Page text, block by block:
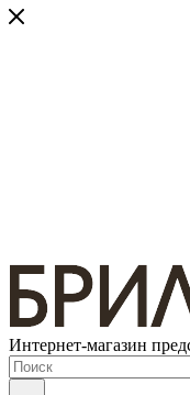
Интернет-магазин